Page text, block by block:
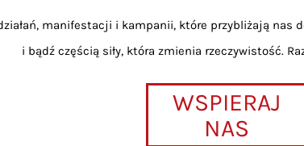
manifestacji i kampanii, które przybliżają nas
i bądź częścią siły, która zmienia rzeczywistość.
WSPIERAJ
NAS